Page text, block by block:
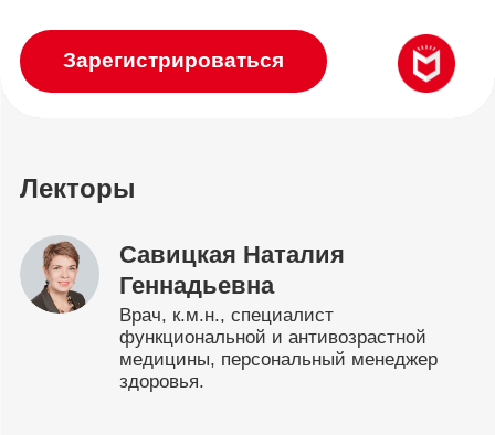
Зарегистрироваться
Лекторы
Савицкая Наталия
Геннадьевна
Врач, к.м.н., специалист
функциональной и антивозрастной
медицины, персональный менеджер
здоровья.